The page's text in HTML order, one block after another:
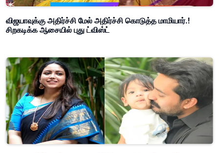
விஜயாவுக்கு அதிர்ச்சி மேல் அதிர்ச்சி கொடுத்த மாமியார்.!
சிறகடிக்க ஆசையில் புது ட்விஸ்ட்